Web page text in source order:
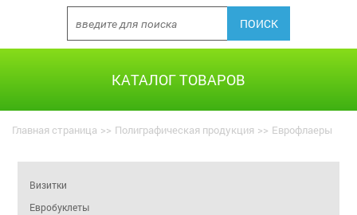
КАТАЛОГ ТОВАРОВ
Главная страница >> Полиграфическая продукция >> Еврофлаеры
Визитки
Евробуклеты